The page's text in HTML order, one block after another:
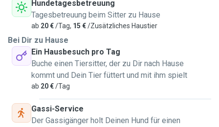
Hundetagesbetreuung
Tagesbetreuung beim Sitter zu Hause
ab 20 €/Tag, 15 €/Zusätzliches Haustier
Bei Dir zu Hause
Ein Hausbesuch pro Tag
Buche einen Tiersitter, der zu Dir nach Hause
kommt und Dein Tier füttert und mit ihm spielt
ab 20 €/Tag
Gassi-Service
Der Gassigänger holt Deinen Hund für einen